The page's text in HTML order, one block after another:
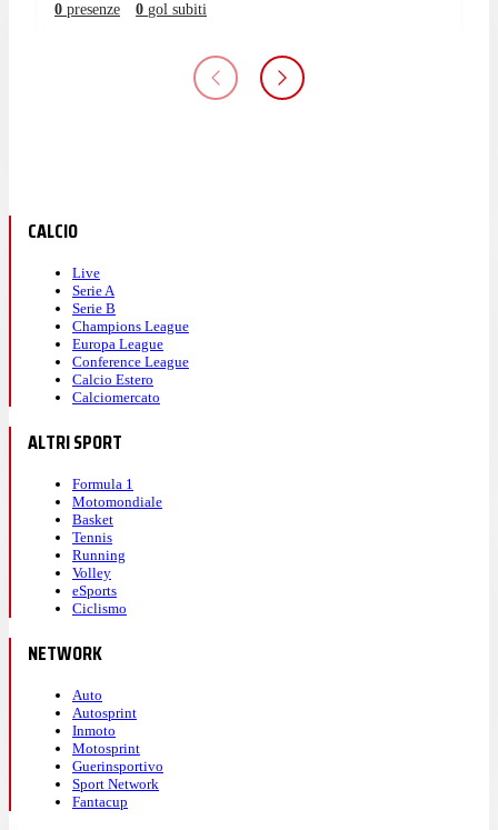
0 presenze 0 gol subiti
CALCIO
Live
Serie A
Serie B
Champions League
Europa League
Conference League
Calcio Estero
Calciomercato
ALTRI SPORT
Formula 1
Motomondiale
Basket
Tennis
Running
Volley
eSports
Ciclismo
NETWORK
Auto
Autosprint
Inmoto
Motosprint
Guerinsportivo
Sport Network
Fantacup